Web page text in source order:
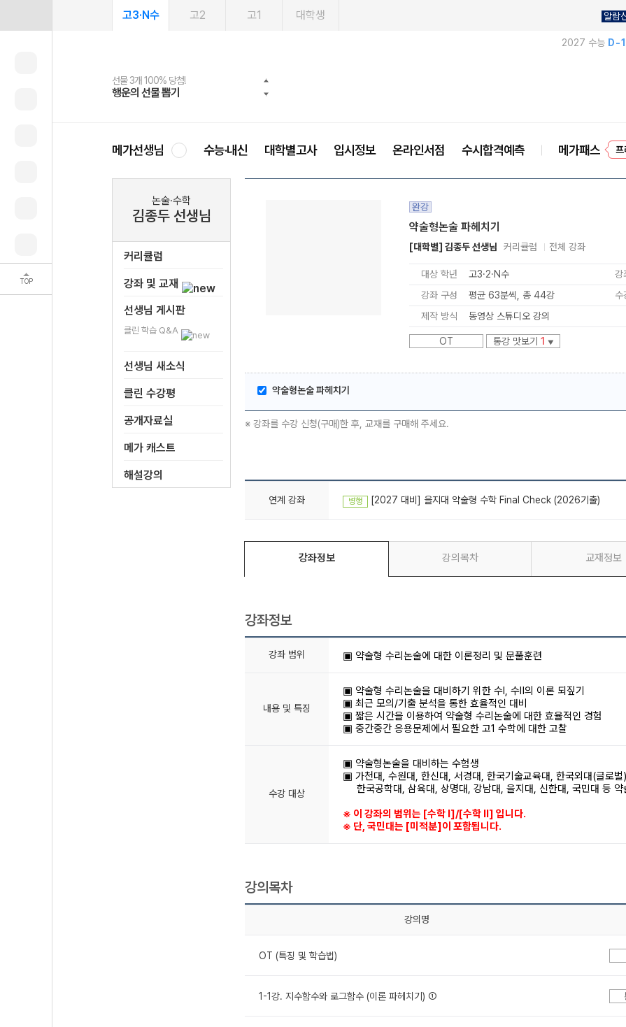
TOP
고3·N수 고2 고1 대학생 알람
2027 수능 D-
메가스터디
선물 3개 100% 당첨!
행운의 선물 뽑기
선물 100% 증정!
메가스터디 X 올리브
여름방학 스터디 캐시백
메가런 썸머스쿨
2027 러셀 단과
강사 공개선발
스마트러닝앱
설문 EVENT
메가패스
3일 무료 체험권
메가패스 수강생 무료혜택!
메가클럽 멤버십
사회공헌 캠페인
희망이룸 메가나눔
메가선생님 수능·내신 대학별고사 입시정보 온라인서점 수시합격예측 메가패스
논술·수학
김종두 선생님
커리큘럼
강좌 및 교재
선생님 게시판
클린 학습 Q&A
선생님 새소식
클린 수강평
공개자료실
메가 캐스트
해설강의
완강
약술형논술 파헤치기
[대학별] 김종두 선생님 커리큘럼 전체 강좌
대상 학년 고3·2·N수 강
강좌 구성
평균 63분씩, 총 44강 수
제작 방식
동영상 스튜디오 강의
OT 통강 맛보기 1 ▼
약술형논술 파헤치기
※ 강좌를 수강 신청(구매)한 후, 교재를 구매해 주세요.
연계 강좌 병행 [2027 대비] 을지대 약술형 수학 Final Check (2026기출)
강좌정보 강의목차 교재정보
강좌정보
강좌 범위 ▣ 약술형 수리논술에 대한 이론정리 및 문풀훈련
내용 및 특징
▣ 약술형 수리논술을 대비하기 위한 수Ⅰ, 수Ⅱ의 이론 되짚기
▣ 최근 모의/기출 분석을 통한 효율적인 대비
▣ 짧은 시간을 이용하여 약술형 수리논술에 대한 효율적인 경험
▣ 중간중간 응용문제에서 필요한 고1 수학에 대한 고찰
수강 대상
▣ 약술형논술을 대비하는 수험생
▣ 가천대, 수원대, 한신대, 서경대, 한국기술교육대, 한국외대(글로
한국공학대, 삼육대, 상명대, 강남대, 을지대, 신한대, 국민대 등 약
※ 이 강좌의 범위는 [수학 l]/[수학 ll] 입니다.
※ 단, 국민대는 [미적분]이 포함됩니다.
강의목차
강의명
OT (특징 및 학습법)
1-1강. 지수함수와 로그함수 (이론 파헤치기) ①